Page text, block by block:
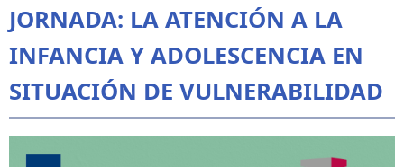
JORNADA: LA ATENCIÓN A LA
INFANCIA Y ADOLESCENCIA EN
SITUACIÓN DE VULNERABILIDAD